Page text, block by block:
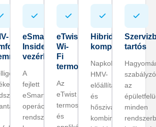
eSmart
Inside
vezérlés
A
fejlett
eSmart
operációs
rendszer
eTwist
Wi-
Fi
termosztát
Az
eTwist
termosztát
és
Hibrid
kompatibilis
Napkollektoros
HMV-
előállítással
és
hőszivattyúval
kombinált
tartós
az
minden